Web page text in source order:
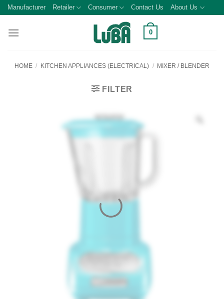
Skip
content
Manufacturer Retailer Consumer Contact Us About Us
0
HOME / KITCHEN APPLIANCES (ELECTRICAL) / MIXER / BLENDER
FILTER